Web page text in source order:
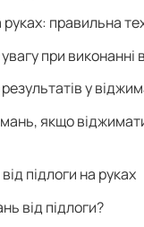
правильна
при виконанні
у
якщо
підлоги на руках
від підлоги?